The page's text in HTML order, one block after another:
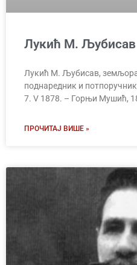
Лукић М. Љубисав
Лукић М. Љубисав,
поднаредник и
7. V 1878. – Горњи Мушић,
ПРОЧИТАЈ ВИШЕ »